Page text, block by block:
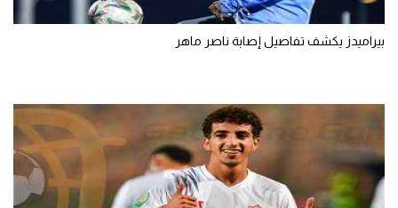
بيراميدز يكشف تفاصيل إصابة ناصر ماهر